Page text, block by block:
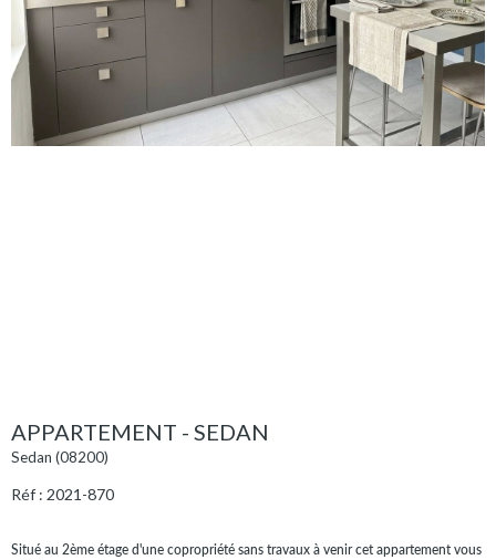
APPARTEMENT - SEDAN
Sedan (08200)
Réf : 2021-870
Situé au 2ème étage d'une copropriété sans travaux à venir cet appartement vous